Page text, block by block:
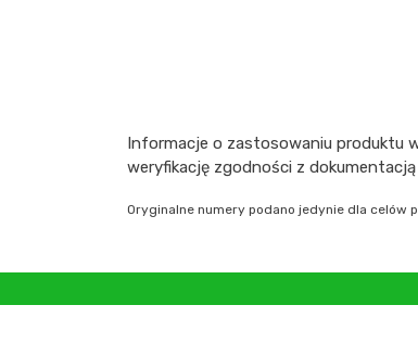
Informacje o zastosowaniu produktu
weryfikację zgodności z
Oryginalne numery podano jedynie dla celów